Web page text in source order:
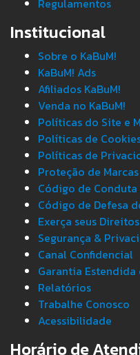
Regulamentos
Institucional
Sobre o KaBuM!
KaBuM! Ads
Afiliados KaBuM!
Venda no KaBuM!
Políticas do Site e
Políticas de
Políticas de
Proteção de Marcas
Código de Conduta
Código de Defesa
Exerça seus
Segurança &
Canal Confidencial
Garantia Estendida
Relatórios
Trabalhe Conosco
Acessibilidade
Horário de